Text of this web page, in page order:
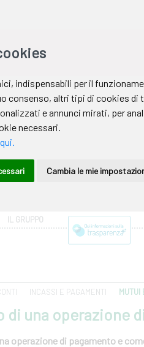
IL GRUPPO
INCASSI E PAGAMENTI MUTUI
una operazione
operazione di pagamento e